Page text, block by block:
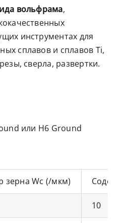
вольфрама,
инструментах для
сплавов и сплавов Ti,
сверла, развертки.
или H6 Ground
зерна Wc (/мкм)
10